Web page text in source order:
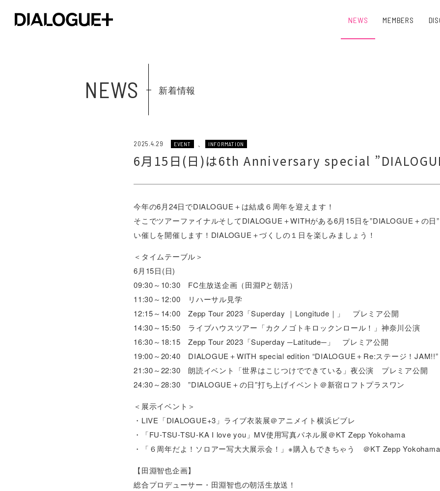
NEWS MEMBERS
NEWS 新着情報
2025.4.29 EVENT INFORMATION
6月15日(日)は6th Anniversary special ”DIALOGUE
今年の6月24日でDIALOGUE＋は結成６周年を迎えます！
そこでツアーファイナルそしてDIALOGUE＋WITHがある6月15日を”DIALOGUE＋の日
い催しを開催します！DIALOGUE＋づくしの１日を楽しみましょう！
＜タイムテーブル＞
6月15日(日)
09:30～10:30 FC生放送企画（田淵Pと朝活）
11:30～12:00 リハーサル見学
12:15～14:00 Zepp Tour 2023「Superday ｜Longitude｜」 プレミア公開
14:30～15:50 ライブハウスツアー「カクノゴトキロックンロール！」神奈川公演
16:30～18:15 Zepp Tour 2023「Superday ─Latitude─」 プレミア公開
19:00～20:40 DIALOGUE＋WITH special edition “DIALOGUE＋Re:ステージ！JAM!!”
21:30～22:30 朗読イベント「世界はこじつけでできている」夜公演 プレミア公開
24:30～28:30 ”DIALOGUE＋の日”打ち上げイベント＠新宿ロフトプラスワン
＜展示イベント＞
・LIVE「DIALOGUE+3」ライブ衣装展＠アニメイト横浜ビブレ
・「FU-TSU-TSU-KA I love you」MV使用写真パネル展＠KT Zepp Yokohama
・「６周年だよ！ソロアー写大大展示会！」※購入もできちゃう ＠KT Zepp Yokohama
【田淵智也企画】
総合プロデューサー・田淵智也の朝活生放送！